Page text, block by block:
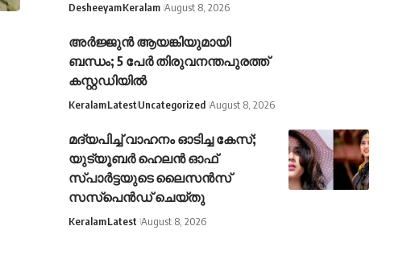
DesheeyamKeralam August 8, 2026
അർജ്ജുൻ ആയങ്കിയുമായി
ബന്ധം; 5 പേർ തിരുവനന്തപുരത്ത്
കസ്റ്റഡിയിൽ
KeralamLatestUncategorized August 8, 2026
മദ്യപിച്ച് വാഹനം ഓടിച്ച കേസ്;
യുട്യൂബര്‍ ഹെലന്‍ ഓഫ്
സ്പാര്‍ട്ടയുടെ ലൈസന്‍സ്
സസ്പെന്‍ഡ് ചെയ്തു
KeralamLatest August 8, 2026